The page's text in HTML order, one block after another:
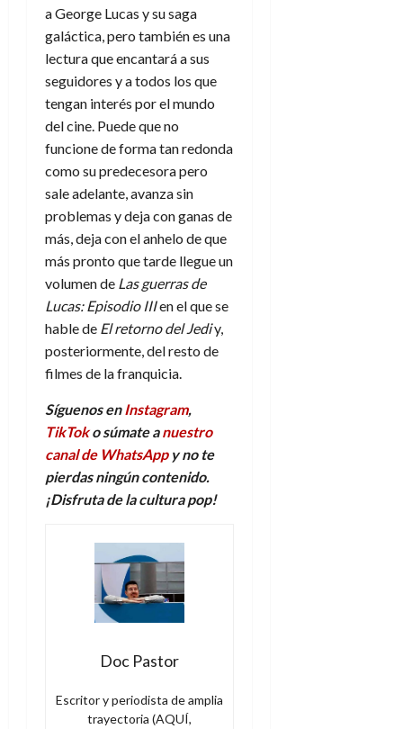
a George Lucas y su saga
galáctica, pero también es una
lectura que encantará a sus
seguidores y a todos los que
tengan interés por el mundo
del cine. Puede que no
funcione de forma tan redonda
como su predecesora pero
sale adelante, avanza sin
problemas y deja con ganas de
más, deja con el anhelo de que
más pronto que tarde llegue un
volumen de Las guerras de
Lucas: Episodio IIIen el que se
hable de El retorno del Jediy,
posteriormente, del resto de
filmes de la franquicia.
Síguenos en Instagram,
TikToko súmate anuestro
canal de WhatsAppy no te
pierdas ningún contenido.
¡Disfruta de laculturapop!
Doc Pastor
Escritor y periodista de amplia
trayectoria (AQUÍ,